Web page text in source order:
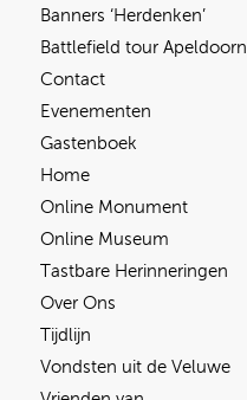
Banners ‘Herdenken’
Battlefield tour Apeldoorn
Contact
Evenementen
Gastenboek
Home
Online Monument
Online Museum
Tastbare Herinneringen
Over Ons
Tijdlijn
Vondsten uit de Veluwe